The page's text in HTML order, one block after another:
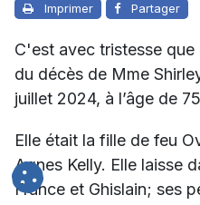
Imprimer Partager
C'est avec tristesse
du décès de Mme
juillet 2024, à l’âge de
Elle était la fille de feu
Agnes Kelly. Elle laisse
France et Ghislain; ses